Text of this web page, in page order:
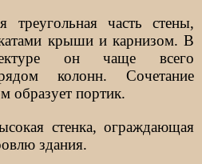
треугольная часть стены,
крыши и карнизом. В
он чаще всего
колонн. Сочетание
образует портик.
стенка, ограждающая
здания.